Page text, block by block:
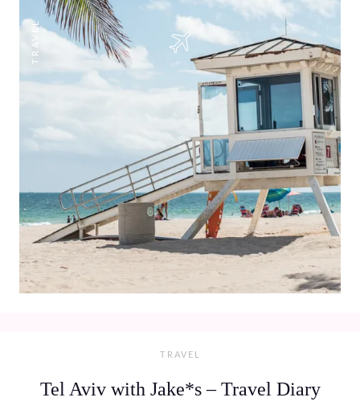
TRAVEL
TRAVEL
Tel Aviv with Jake*s – Travel Diary